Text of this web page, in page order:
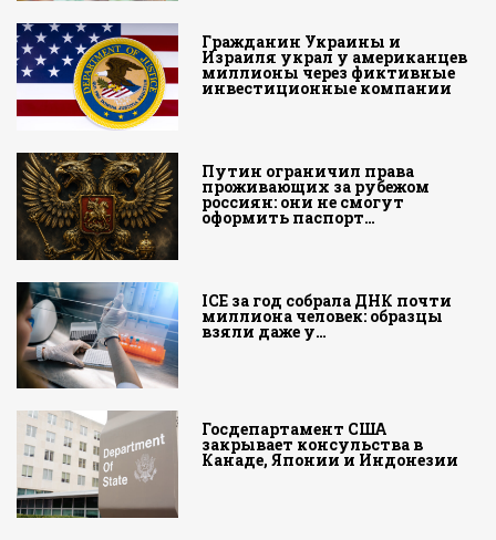
Гражданин Украины и
Израиля украл у американцев
миллионы через фиктивные
инвестиционные компании
Путин ограничил права
проживающих за рубежом
россиян: они не смогут
оформить паспорт…
ICE за год собрала ДНК почти
миллиона человек: образцы
взяли даже у…
Госдепартамент США
закрывает консульства в
Канаде, Японии и Индонезии